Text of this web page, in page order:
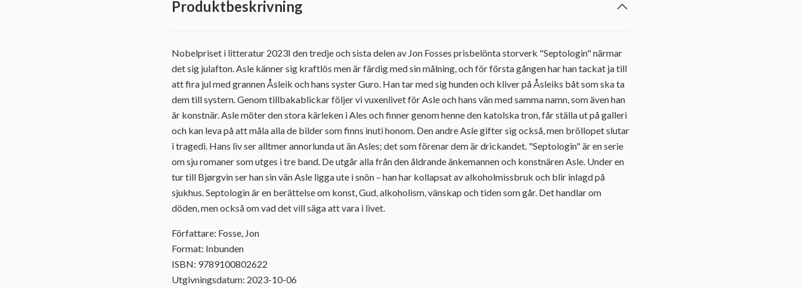
Produktbeskrivning
Nobelpriset i litteratur 2023I den tredje och sista delen av Jon Fosses prisbelönta storverk "Septologin" närmar
det sig julafton. Asle känner sig kraftlös men är färdig med sin målning, och för första gången har han tackat ja till
att fira jul med grannen Åsleik och hans syster Guro. Han tar med sig hunden och kliver på Åsleiks båt som ska ta
dem till systern. Genom tillbakablickar följer vi vuxenlivet för Asle och hans vän med samma namn, som även han
är konstnär. Asle möter den stora kärleken i Ales och finner genom henne den katolska tron, får ställa ut på galleri
och kan leva på att måla alla de bilder som finns inuti honom. Den andre Asle gifter sig också, men bröllopet slutar
i tragedi. Hans liv ser alltmer annorlunda ut än Asles; det som förenar dem är drickandet. "Septologin" är en serie
om sju romaner som utges i tre band. De utgår alla från den åldrande änkemannen och konstnären Asle. Under en
tur till Bjørgvin ser han sin vän Asle ligga ute i snön – han har kollapsat av alkoholmissbruk och blir inlagd på
sjukhus. Septologin är en berättelse om konst, Gud, alkoholism, vänskap och tiden som går. Det handlar om
döden, men också om vad det vill säga att vara i livet.
Författare: Fosse, Jon
Format: Inbunden
ISBN: 9789100802622
Utgivningsdatum: 2023-10-06